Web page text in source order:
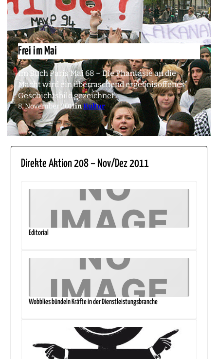
Frei im Mai
Im Buch Paris Mai 68 – Die Phantasie an die
Macht wird ein überraschend ergebnisoffenes
Geschichtsbild gezeichnet.
8. November 2011inKultur
Direkte Aktion 208 – Nov/Dez 2011
Editorial
Wobblies bündeln Kräfte in der Dienstleistungsbranche